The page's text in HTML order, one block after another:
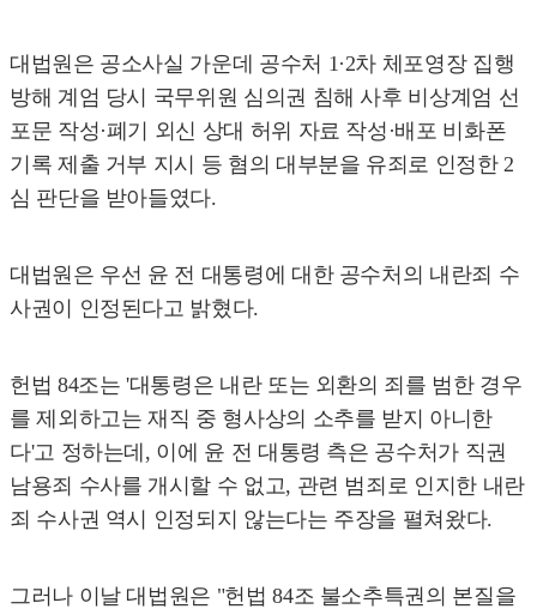
대법원은 공소사실 가운데 공수처 1·2차 체포영장 집행
방해 계엄 당시 국무위원 심의권 침해 사후 비상계엄 선
포문 작성·폐기 외신 상대 허위 자료 작성·배포 비화폰
기록 제출 거부 지시 등 혐의 대부분을 유죄로 인정한 2
심 판단을 받아들였다.
대법원은 우선 윤 전 대통령에 대한 공수처의 내란죄 수
사권이 인정된다고 밝혔다.
헌법 84조는 '대통령은 내란 또는 외환의 죄를 범한 경우
를 제외하고는 재직 중 형사상의 소추를 받지 아니한
다'고 정하는데, 이에 윤 전 대통령 측은 공수처가 직권
남용죄 수사를 개시할 수 없고, 관련 범죄로 인지한 내란
죄 수사권 역시 인정되지 않는다는 주장을 펼쳐왔다.
그러나 이날 대법원은 "헌법 84조 불소추특권의 본질을